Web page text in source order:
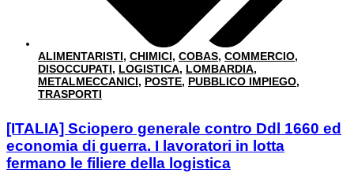
ALIMENTARISTI, CHIMICI, COBAS, COMMERCIO,
DISOCCUPATI, LOGISTICA, LOMBARDIA,
METALMECCANICI, POSTE, PUBBLICO IMPIEGO,
TRASPORTI
[ITALIA] Sciopero generale contro Ddl 1660 ed
economia di guerra. I lavoratori in lotta
fermano le filiere della logistica